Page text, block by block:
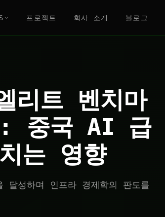
프로젝트 회사 소개 블로그
리트 벤치마
: 중국 AI 급
는 영향
성하며 인프라 경제학의 판도를